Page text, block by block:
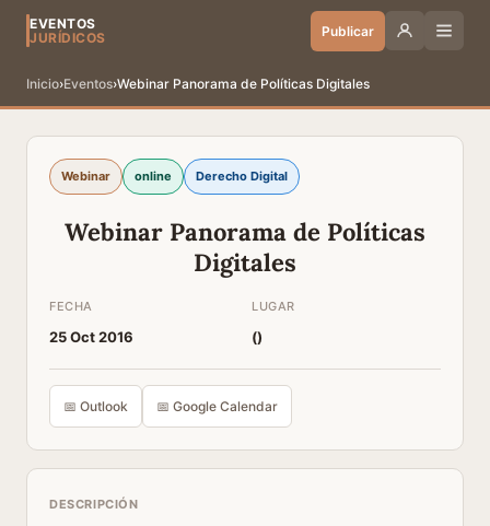
EVENTOS
JURÍDICOS
Publicar
Inicio›Eventos›Webinar Panorama de Políticas Digitales
Webinar online Derecho Digital
Webinar Panorama de Políticas
Digitales
FECHA
25 Oct 2016
LUGAR
()
📅 Outlook 📅 Google Calendar
DESCRIPCIÓN